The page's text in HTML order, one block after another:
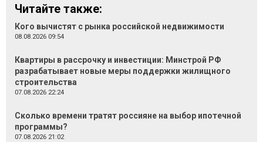
Читайте также:
Кого вычистят с рынка российской недвижимости
08.08.2026 09:54
Квартиры в рассрочку и инвестиции: Минстрой РФ
разрабатывает новые меры поддержки жилищного
строительства
07.08.2026 22:24
Сколько времени тратят россияне на выбор ипотечной
программы?
07.08.2026 21:02